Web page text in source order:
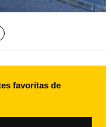
favoritas de